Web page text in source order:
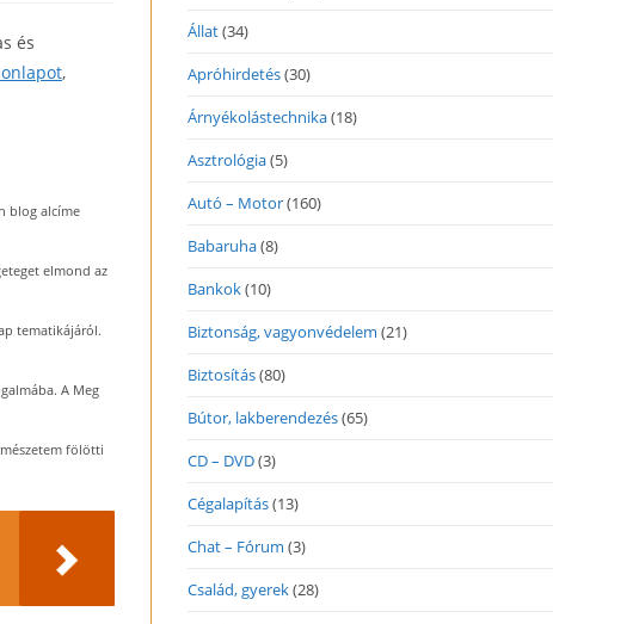
és
,
blog alcíme
elmond az
tematikájáról.
A Meg
fölötti
Állat(34)
Apróhirdetés(30)
Árnyékolástechnika(18)
Asztrológia(5)
Autó – Motor(160)
Babaruha(8)
Bankok(10)
Biztonság, vagyonvédelem (21)
Biztosítás(80)
Bútor, lakberendezés(65)
CD – DVD(3)
Cégalapítás(13)
Chat – Fórum (3)
Család, gyerek(28)